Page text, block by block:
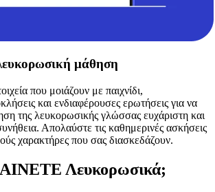
μάθηση
που μοιάζουν με παιχνίδι,
και ενδιαφέρουσες ερωτήσεις για να
της λευκορωσικής γλώσσας ευχάριστη και
Απολαύστε τις καθημερινές ασκήσεις
χαρακτήρες που σας διασκεδάζουν.
Λευκορωσικά;